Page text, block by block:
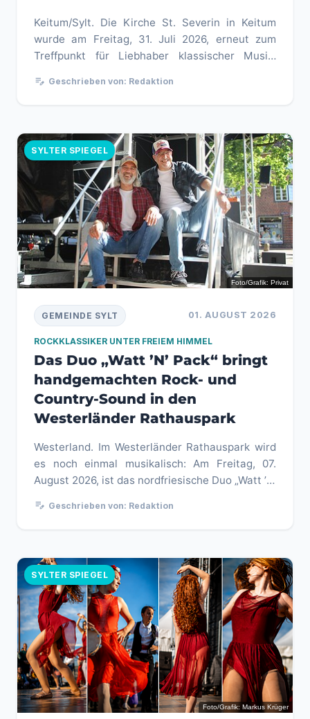
Keitum/Sylt. Die Kirche St. Severin in Keitum
wurde am Freitag, 31. Juli 2026, erneut zum
Treffpunkt für Liebhaber klassischer Musik.
edit_note Geschrieben von: Redaktion
SYLTER SPIEGEL
Foto/Grafik: Privat
01. AUGUST 2026
GEMEINDE SYLT
ROCKKLASSIKER UNTER FREIEM HIMMEL
Das Duo „Watt ’N’ Pack“ bringt
handgemachten Rock- und
Country-Sound in den
Westerländer Rathauspark
Westerland. Im Westerländer Rathauspark wird
es noch einmal musikalisch: Am Freitag, 07.
August 2026, ist das nordfriesische Duo „Watt ’N’
edit_note Geschrieben von: Redaktion
SYLTER SPIEGEL
Foto/Grafik: Markus Krüger